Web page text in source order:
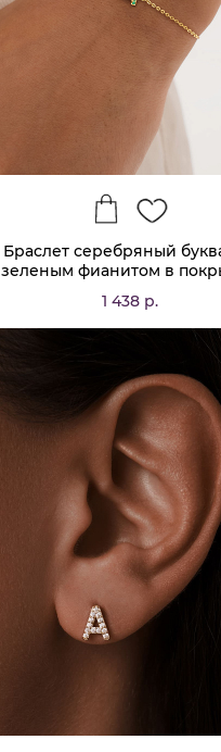
Браслет серебряный
зеленым фианитом в
1 438 р.